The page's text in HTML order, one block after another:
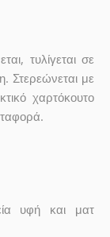
τυλίγεται σε
Στερεώνεται με
χαρτόκουτο
υφή και ματ